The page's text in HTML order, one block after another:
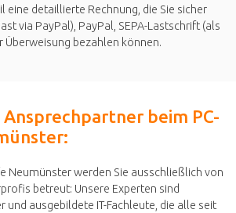
eine detaillierte Rechnung, die Sie sicher
via PayPal), PayPal, SEPA-Lastschrift (als
Überweisung bezahlen können.
Ansprechpartner beim PC-
Neumünster werden Sie ausschließlich von
betreut: Unsere Experten sind
und ausgebildete IT-Fachleute, die alle seit